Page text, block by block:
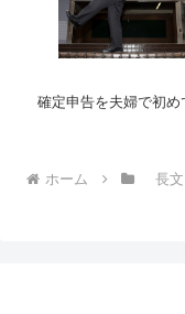
確定申告を夫婦で初
ホーム 長文